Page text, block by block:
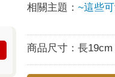
相關主題：~這些
商品尺寸：長